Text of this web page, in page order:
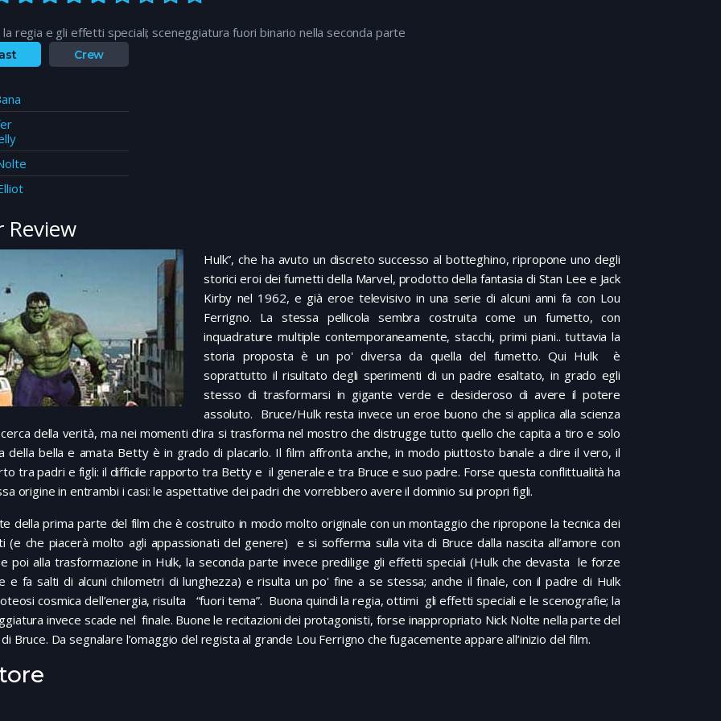
la regia e gli effetti speciali; sceneggiatura fuori binario nella seconda parte
Crew
Review
Hulk”, che ha avuto un discreto successo al botteghino, ripropone uno degli
storici eroi dei fumetti della Marvel, prodotto della fantasia di Stan Lee e Jack
Kirby nel 1962, e già eroe televisivo in una serie di alcuni anni fa con Lou
Ferrigno. La stessa pellicola sembra costruita come un fumetto, con
inquadrature multiple contemporaneamente, stacchi, primi piani.. tuttavia la
storia proposta è un po' diversa da quella del fumetto. Qui Hulk è
soprattutto il risultato degli sperimenti di un padre esaltato, in grado egli
stesso di trasformarsi in gigante verde e desideroso di avere il potere
assoluto. Bruce/Hulk resta invece un eroe buono che si applica alla scienza
della verità, ma nei momenti d’ira si trasforma nel mostro che distrugge tutto quello che capita a tiro e solo
della bella e amata Betty è in grado di placarlo. Il film affronta anche, in modo piuttosto banale a dire il vero, il
tra padri e figli: il difficile rapporto tra Betty e il generale e tra Bruce e suo padre. Forse questa conflittualità ha
origine in entrambi i casi: le aspettative dei padri che vorrebbero avere il dominio sui propri figli.
della prima parte del film che è costruito in modo molto originale con un montaggio che ripropone la tecnica dei
(e che piacerà molto agli appassionati del genere) e si sofferma sulla vita di Bruce dalla nascita all’amore con
poi alla trasformazione in Hulk, la seconda parte invece predilige gli effetti speciali (Hulk che devasta le forze
e fa salti di alcuni chilometri di lunghezza) e risulta un po' fine a se stessa; anche il finale, con il padre di Hulk
cosmica dell’energia, risulta “fuori tema”. Buona quindi la regia, ottimi gli effetti speciali e le scenografie; la
invece scade nel finale. Buone le recitazioni dei protagonisti, forse inappropriato Nick Nolte nella parte del
Bruce. Da segnalare l’omaggio del regista al grande Lou Ferrigno che fugacemente appare all’inizio del film.